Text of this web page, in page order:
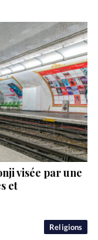
Religions
visée par une
et